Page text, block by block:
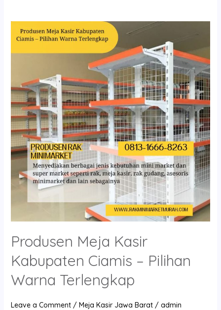
Produsen Meja Kasir
Kabupaten Ciamis – Pilihan
Warna Terlengkap
Leave a Comment / Meja Kasir Jawa Barat/ admin
Produsen
Meja
Kasir
–
Pilihan
Warna
Terlengkap